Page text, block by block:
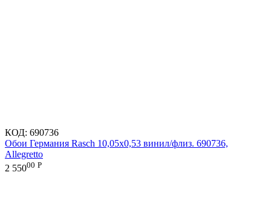
КОД: 690736
Обои Германия Rasch 10,05x0,53 винил/флиз. 690736,
Allegretto
2 55000 Р